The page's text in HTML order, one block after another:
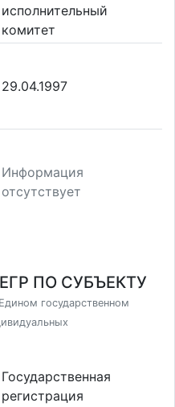
исполнительный
комитет
29.04.1997
Информация
отсутствует
ПО СУБЪЕКТУ
государственном
Государственная
регистрация